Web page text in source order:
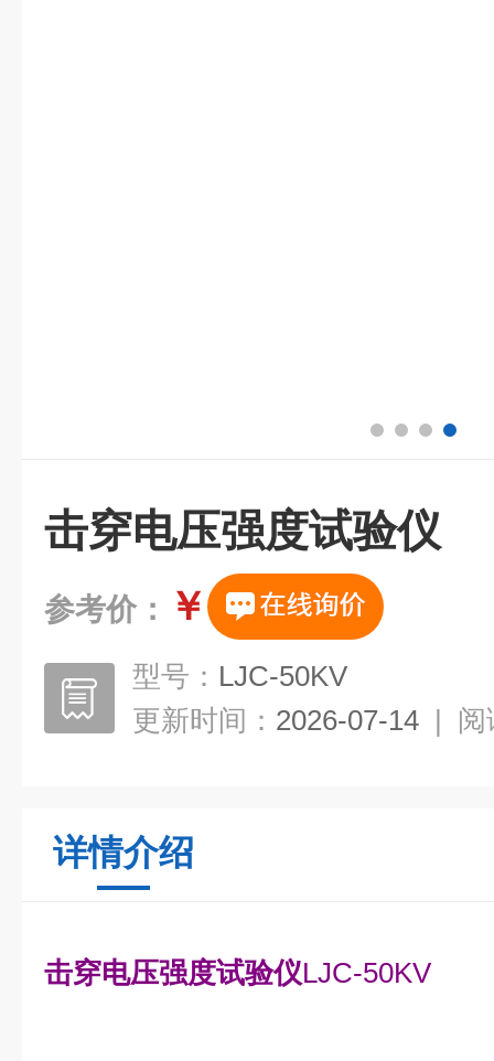
击穿电压强度试验仪
参考价： ￥
型号： LJC-50KV
更新时间： 2026-07-14 | 阅
详情介绍
击穿电压强度试验仪LJC-50KV